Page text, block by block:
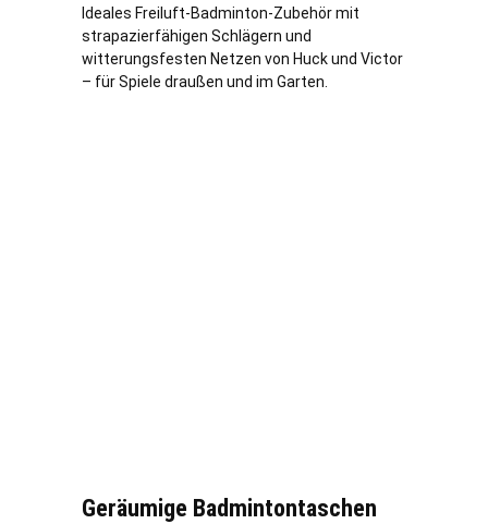
Ideales Freiluft-Badminton-Zubehör mit
strapazierfähigen Schlägern und
witterungsfesten Netzen von Huck und Victor
– für Spiele draußen und im Garten.
Geräumige Badmintontaschen